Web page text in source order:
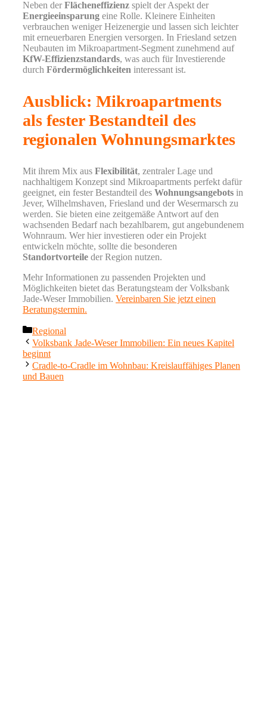
Neben der Flächeneffizienz spielt der Aspekt der
Energieeinsparung eine Rolle. Kleinere Einheiten
verbrauchen weniger Heizenergie und lassen sich leichter
mit erneuerbaren Energien versorgen. In Friesland setzen
Neubauten im Mikroapartment-Segment zunehmend auf
KfW-Effizienzstandards, was auch für Investierende
durch Fördermöglichkeiten interessant ist.
Ausblick: Mikroapartments
als fester Bestandteil des
regionalen Wohnungsmarktes
Mit ihrem Mix aus Flexibilität, zentraler Lage und
nachhaltigem Konzept sind Mikroapartments perfekt dafür
geeignet, ein fester Bestandteil des Wohnungsangebots in
Jever, Wilhelmshaven, Friesland und der Wesermarsch zu
werden. Sie bieten eine zeitgemäße Antwort auf den
wachsenden Bedarf nach bezahlbarem, gut angebundenem
Wohnraum. Wer hier investieren oder ein Projekt
entwickeln möchte, sollte die besonderen
Standortvorteile der Region nutzen.
Mehr Informationen zu passenden Projekten und
Möglichkeiten bietet das Beratungsteam der Volksbank
Jade-Weser Immobilien. Vereinbaren Sie jetzt einen
Beratungstermin.
Kategorien
Regional
Volksbank Jade-Weser Immobilien: Ein neues Kapitel
beginnt
Cradle-to-Cradle im Wohnbau: Kreislauffähiges Planen
und Bauen